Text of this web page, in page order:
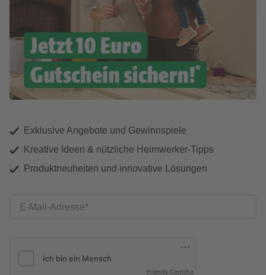
Exklusive Angebote und Gewinnspiele
Kreative Ideen & nützliche Heimwerker-Tipps
Produktneuheiten und innovative Lösungen
E-Mail-Adresse
Friendly Captcha